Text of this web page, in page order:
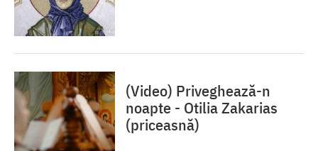
(Video) Priveghează-n
noapte - Otilia Zakarias
(priceasnă)